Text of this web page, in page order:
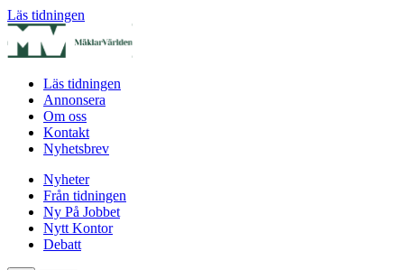
Läs tidningen
Läs tidningen
Annonsera
Om oss
Kontakt
Nyhetsbrev
Nyheter
Från tidningen
Ny På Jobbet
Nytt Kontor
Debatt